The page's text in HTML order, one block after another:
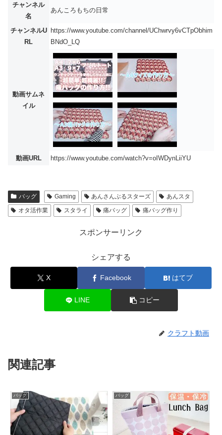
チャンネル
名
あんころもちの日常
チャンネルU
RL
https://www.youtube.com/channel/UChwrvy6vCTpObhim
BNdO_LQ
動画サムネ
イル
動画URL https://www.youtube.com/watch?v=oIWDynLiiYU
バッグ Gaming あんさんぶるスターズ
あんスタ
オタ活作業
スタライ 痛バッグ 痛バッグ作り
スポンサーリンク
シェアする
X Facebook はてブ
LINE コピー
クラフト動画
関連記事
バッグ バッグ